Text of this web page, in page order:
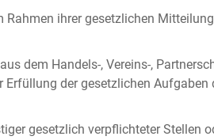
ihrer gesetzlichen
dem Handels-, Vereins-,
der gesetzlichen Aufgaben
gesetzlich verpflichteter Stellen